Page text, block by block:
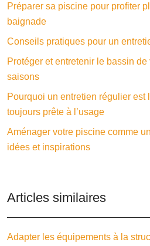
Préparer sa piscine pour profiter
baignade
Conseils pratiques pour un
Protéger et entretenir le bassin
saisons
Pourquoi un entretien régulier est
toujours prête à l’usage
Aménager votre piscine comme
idées et inspirations
Articles similaires
Adapter les équipements à la